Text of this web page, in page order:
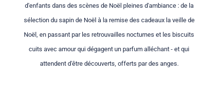
d'enfants dans des scènes de Noël pleines d'ambiance : de la
sélection du sapin de Noël à la remise des cadeaux la veille de
Noël, en passant par les retrouvailles nocturnes et les biscuits
cuits avec amour qui dégagent un parfum alléchant - et qui
attendent d'être découverts, offerts par des anges.